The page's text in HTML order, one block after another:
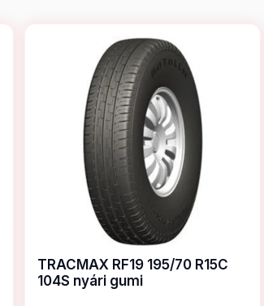
TRACMAX RF19 195/70 R15C
104S nyári gumi